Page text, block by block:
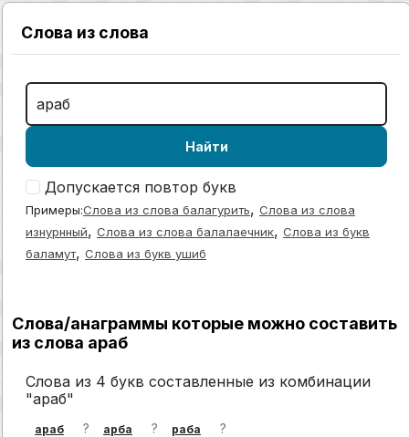
Слова из слова
Найти
Допускается повтор букв
Примеры:Слова из слова балагурить, Слова из слова
изнурнный, Слова из слова балалаечник, Слова из букв
баламут, Слова из букв ушиб
Слова/анаграммы которые можно составить
из слова араб
Слова из 4 букв составленные из комбинации
"араб"
араб ? арба ? раба ?